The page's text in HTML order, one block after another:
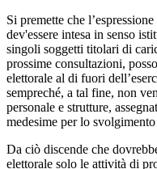
Si premette che
dev'essere intesa in senso
singoli soggetti titolari di
prossime consultazioni,
elettorale al di fuori
sempreché, a tal fine, non
personale e strutture,
medesime per lo
Da ciò discende che
elettorale solo le attività di